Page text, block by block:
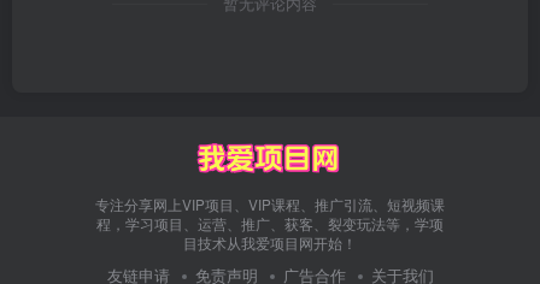
专注分享网上VIP项目、VIP课程、推广引流、短视频课
程，学习项目、运营、推广、获客、裂变玩法等，学项
目技术从我爱项目网开始！
友链申请 免责声明 广告合作 关于我们